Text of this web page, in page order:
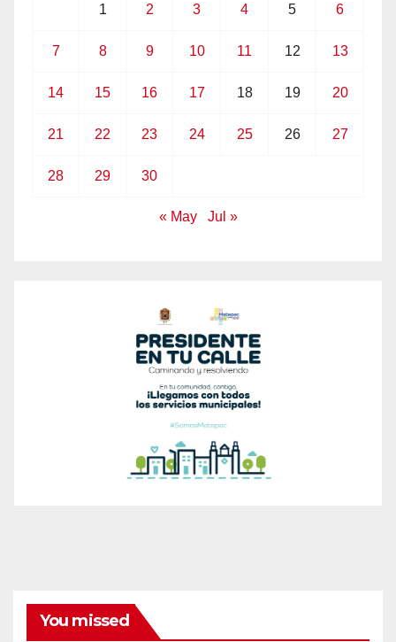
1 2 3 4 5 6
7 8 9 10 11 12 13
14 15 16 17 18 19 20
21 22 23 24 25 26 27
28 29 30
« May Jul »
You missed